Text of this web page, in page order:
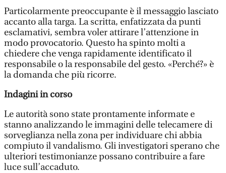
Particolarmente preoccupante è il messaggio lasciato
accanto alla targa. La scritta, enfatizzata da punti
esclamativi, sembra voler attirare l’attenzione in
modo provocatorio. Questo ha spinto molti a
chiedere che venga rapidamente identificato il
responsabile o la responsabile del gesto. «Perché?» è
la domanda che più ricorre.
Indagini in corso
Le autorità sono state prontamente informate e
stanno analizzando le immagini delle telecamere di
sorveglianza nella zona per individuare chi abbia
compiuto il vandalismo. Gli investigatori sperano che
ulteriori testimonianze possano contribuire a fare
luce sull’accaduto.